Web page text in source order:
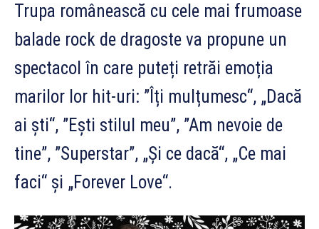
Trupa românească cu cele mai frumoase
balade rock de dragoste va propune un
spectacol în care puteți retrăi emoția
marilor lor hit-uri: ”Îți mulțumesc“, „Dacă
ai ști“, ”Ești stilul meu”, ”Am nevoie de
tine”, ”Superstar”, „Și ce dacă“, „Ce mai
faci“ și „Forever Love“.